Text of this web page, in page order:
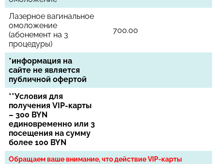
Лазерное вагинальное
омоложение
(абонемент на 3
процедуры)
700.00
*информация на
сайте не является
публичной офертой
**Условия для
получения VIP-карты
– 300 BYN
единовременно или 3
посещения на сумму
более 100 BYN
Обращаем ваше внимание, что действие VIP-карты